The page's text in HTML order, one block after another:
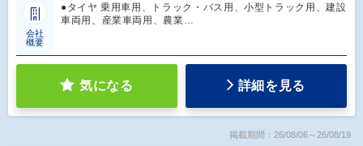
会社
概要
●タイヤ 乗用車用、トラック・バス用、小型トラック用、建設
車両用、産業車両用、農業…
気になる 詳細を見る
掲載期間：26/08/06～26/08/19